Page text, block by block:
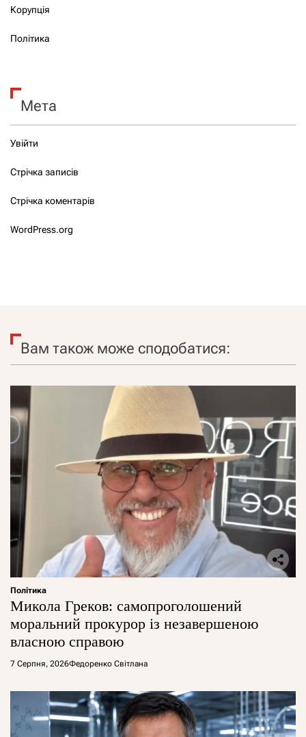
Корупція
Політика
Мета
Увійти
Стрічка записів
Стрічка коментарів
WordPress.org
Вам також може сподобатися:
Політика
Микола Греков: самопроголошений
моральний прокурор із незавершеною
власною справою
7 Серпня, 2026Федоренко Світлана